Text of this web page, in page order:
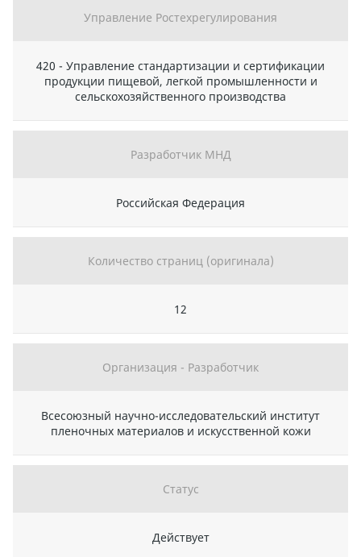
Управление Ростехрегулирования
420 - Управление стандартизации и сертификации
продукции пищевой, легкой промышленности и
сельскохозяйственного производства
Разработчик МНД
Российская Федерация
Количество страниц (оригинала)
12
Организация - Разработчик
Всесоюзный научно-исследовательский институт
пленочных материалов и искусственной кожи
Статус
Действует